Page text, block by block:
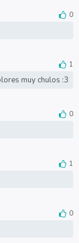
0
1
muy chulos :3
0
1
0